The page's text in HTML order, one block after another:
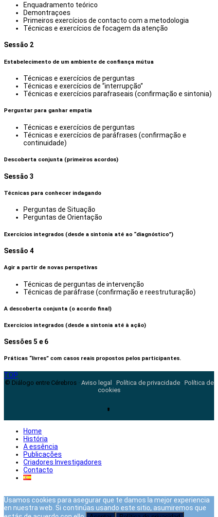
Enquadramento teórico
Demontraçoes
Primeiros exercícios de contacto com a metodologia
Técnicas e exercícios de focagem da atenção
Sessão 2
Estabelecimento de um ambiente de confiança mútua
Técnicas e exercícios de perguntas
Técnicas e exercícios de “interrupção”
Técnicas e exercícios parafraseais (confirmação e sintonia)
Perguntar para ganhar empatia
Técnicas e exercícios de perguntas
Técnicas e exercícios de paráfrases (confirmação e
continuidade)
Descoberta conjunta (primeiros acordos)
Sessão 3
Técnicas para conhecer indagando
Perguntas de Situação
Perguntas de Orientação
Exercícios integrados (desde a sintonia até ao “diagnóstico”)
Sessão 4
Agir a partir de novas perspetivas
Técnicas de perguntas de intervenção
Técnicas de paráfrase (confirmação e reestruturação)
A descoberta conjunta (o acordo final)
Exercícios integrados (desde a sintonia até à ação)
Sessões 5 e 6
Práticas “livres” com casos reais propostos pelos participantes.
TOP
© Diálogo entre Cérebros · Aviso legal · Política de privacidade· Política de
cookies
Home
História
A essência
Publicações
Criadores Investigadores
Contacto
Usamos cookies para asegurar que te damos la mejor experiencia
en nuestra web. Si continúas usando este sitio, asumiremos que